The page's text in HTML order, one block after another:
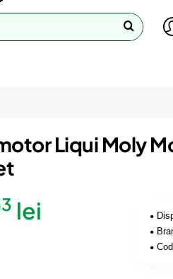
Liqui Moly
lei